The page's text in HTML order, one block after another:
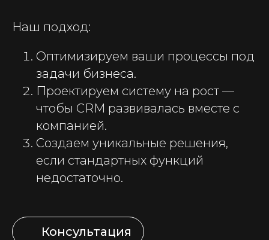
Наш подход:
Оптимизируем ваши процессы под
задачи бизнеса.
Проектируем систему на рост —
чтобы CRM развивалась вместе с
компанией.
Создаем уникальные решения,
если стандартных функций
недостаточно.
Консультация